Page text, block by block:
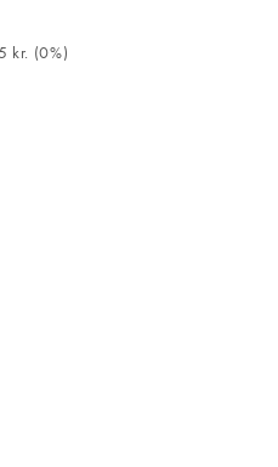
30 dage 224,75 kr. (0%).
kr. (0%)